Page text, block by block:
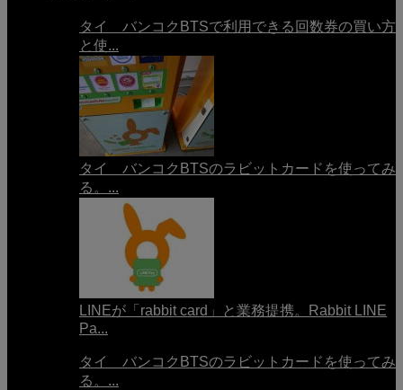
タイ バンコクBTSで利用できる回数券の買い方
と使...
タイ バンコクBTSのラビットカードを使ってみ
る。...
LINEが「rabbit card」と業務提携。Rabbit LINE
Pa...
タイ バンコクBTSのラビットカードを使ってみ
る。...